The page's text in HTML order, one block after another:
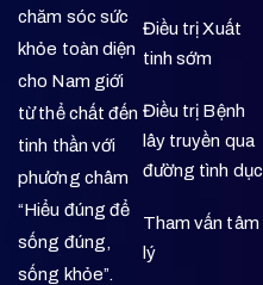
chăm sóc sức
khỏe toàn diện
cho Nam giới
từ thể chất đến
tinh thần với
phương châm
“Hiểu đúng để
sống đúng,
sống khỏe”.
Điều trị Xuất
tinh sớm
Điều trị Bệnh
lây truyền qua
đường tình dục
Tham vấn tâm
lý